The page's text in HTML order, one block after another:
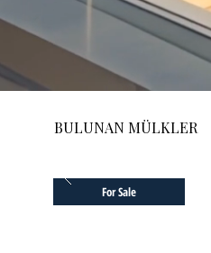
BULUNAN MÜLKLER
For Sale